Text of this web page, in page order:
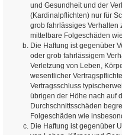
und Gesundheit und der
(Kardinalpflichten) nur für
grob fahrlässiges Verhalten
mittelbare Folgeschäden
Die Haftung ist gegenüber
oder grob fahrlässigem
Verletzung von Leben,
wesentlicher
Vertragsschluss
übrigen der Höhe nach auf
Durchschnittsschäden
Folgeschäden wie
Die Haftung ist gegenüber